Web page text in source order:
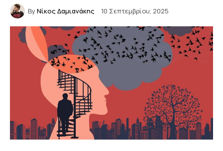
ByΝίκος Δαμιανάκης 10 Σεπτεμβρίου, 2025